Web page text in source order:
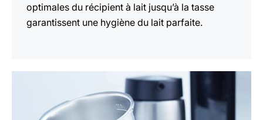
optimales du récipient à lait jusqu’à la tasse
garantissent une hygiène du lait parfaite.